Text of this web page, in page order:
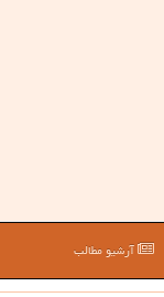
آرشیو مطالب